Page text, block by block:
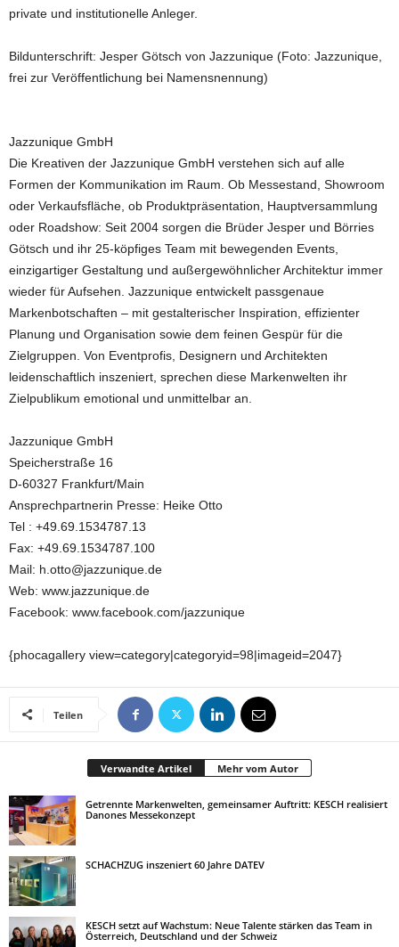
private und institutionelle Anleger.
Bildunterschrift: Jesper Götsch von Jazzunique (Foto: Jazzunique,
frei zur Veröffentlichung bei Namensnennung)
Jazzunique GmbH
Die Kreativen der Jazzunique GmbH verstehen sich auf alle
Formen der Kommunikation im Raum. Ob Messestand, Showroom
oder Verkaufsfläche, ob Produktpräsentation, Hauptversammlung
oder Roadshow: Seit 2004 sorgen die Brüder Jesper und Börries
Götsch und ihr 25-köpfiges Team mit bewegenden Events,
einzigartiger Gestaltung und außergewöhnlicher Architektur immer
wieder für Aufsehen. Jazzunique entwickelt passgenaue
Markenbotschaften – mit gestalterischer Inspiration, effizienter
Planung und Organisation sowie dem feinen Gespür für die
Zielgruppen. Von Eventprofis, Designern und Architekten
leidenschaftlich inszeniert, sprechen diese Markenwelten ihr
Zielpublikum emotional und unmittelbar an.
Jazzunique GmbH
Speicherstraße 16
D-60327 Frankfurt/Main
Ansprechpartnerin Presse: Heike Otto
Tel : +49.69.1534787.13
Fax: +49.69.1534787.100
Mail: h.otto@jazzunique.de
Web: www.jazzunique.de
Facebook: www.facebook.com/jazzunique
{phocagallery view=category|categoryid=98|imageid=2047}
Teilen
Verwandte Artikel Mehr vom Autor
Getrennte Markenwelten, gemeinsamer Auftritt: KESCH realisiert
Danones Messekonzept
SCHACHZUG inszeniert 60 Jahre DATEV
KESCH setzt auf Wachstum: Neue Talente stärken das Team in
Österreich, Deutschland und der Schweiz